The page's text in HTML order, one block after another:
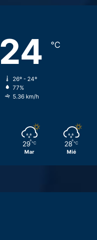
24 ℃
26º - 24º
77%
5.36 km/h
29 ℃
Mar
28 ℃
Mié